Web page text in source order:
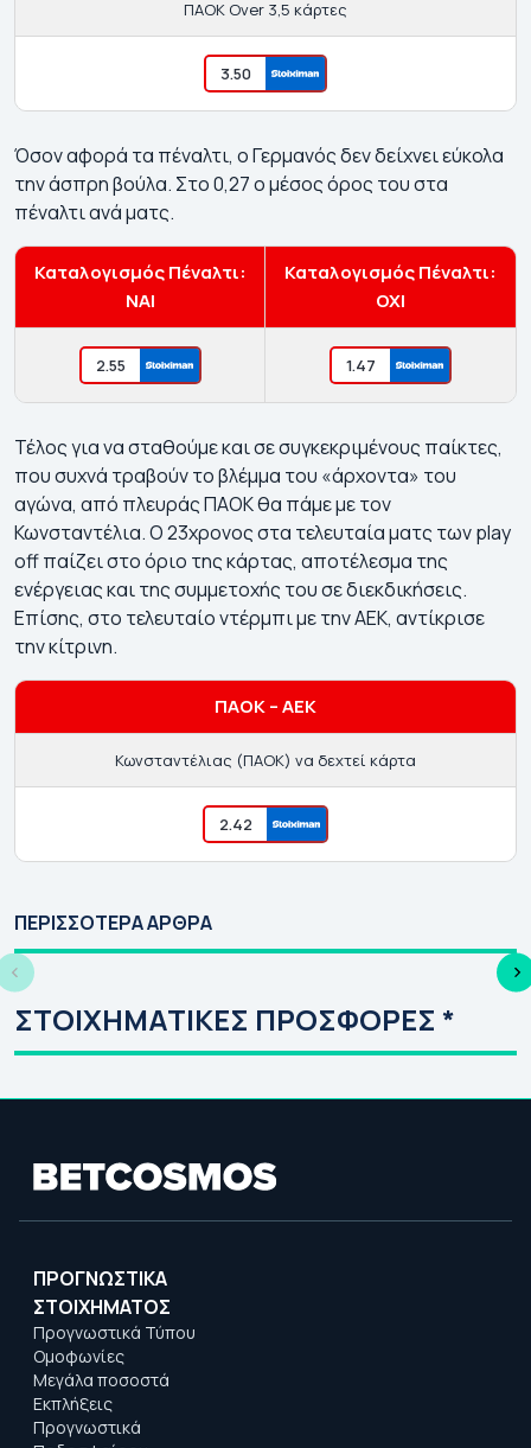
ΠΑΟΚ Over 3,5 κάρτες
3.50
Όσον αφορά τα πέναλτι, ο Γερμανός δεν δείχνει εύκολα
την άσπρη βούλα. Στο 0,27 ο μέσος όρος του στα
πέναλτι ανά ματς.
Καταλογισμός Πέναλτι:
ΝΑΙ
Καταλογισμός Πέναλτι:
ΟΧΙ
2.55 1.47
Τέλος για να σταθούμε και σε συγκεκριμένους παίκτες,
που συχνά τραβούν το βλέμμα του «άρχοντα» του
αγώνα, από πλευράς ΠΑΟΚ θα πάμε με τον
Κωνσταντέλια. Ο 23χρονος στα τελευταία ματς των play
off παίζει στο όριο της κάρτας, αποτέλεσμα της
ενέργειας και της συμμετοχής του σε διεκδικήσεις.
Επίσης, στο τελευταίο ντέρμπι με την ΑΕΚ, αντίκρισε
τηνκίτρινη.
ΠΑΟΚ – ΑΕΚ
Κωνσταντέλιας (ΠΑΟΚ) να δεχτεί κάρτα
2.42
ΠΕΡΙΣΣΟΤΕΡΑ ΑΡΘΡΑ
Αγώνες | Κανάλι
ΣΤΟΙΧΗΜΑΤΙΚΕΣ ΠΡΟΣΦΟΡΕΣ *
ΠΡΟΓΝΩΣΤΙΚΑ
ΣΤΟΙΧΗΜΑΤΟΣ
Προγνωστικά Τύπου
Ομοφωνίες
Μεγάλα ποσοστά
Εκπλήξεις
Προγνωστικά